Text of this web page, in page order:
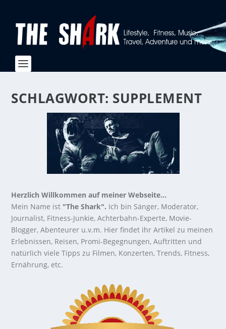
SCHLAGWORT: SUPPLEMENT
Herzlich Willkommen auf meiner Webseite...
Mein Name ist "The Shark". Ich bin Sänger, Moderator,
Journalist, Fitness-Junkie, Achterbahn-Experte, Movie-
Blogger, Abenteurer u.v.m. Hier findet ihr Artikel zu meinen
Erlebnissen, Reisen, Promi-Begegnungen, Auftritten und
natürlich viele Tipps zu Filmen, Konzerten, Trends, Fitness,
Ernährung, etc.